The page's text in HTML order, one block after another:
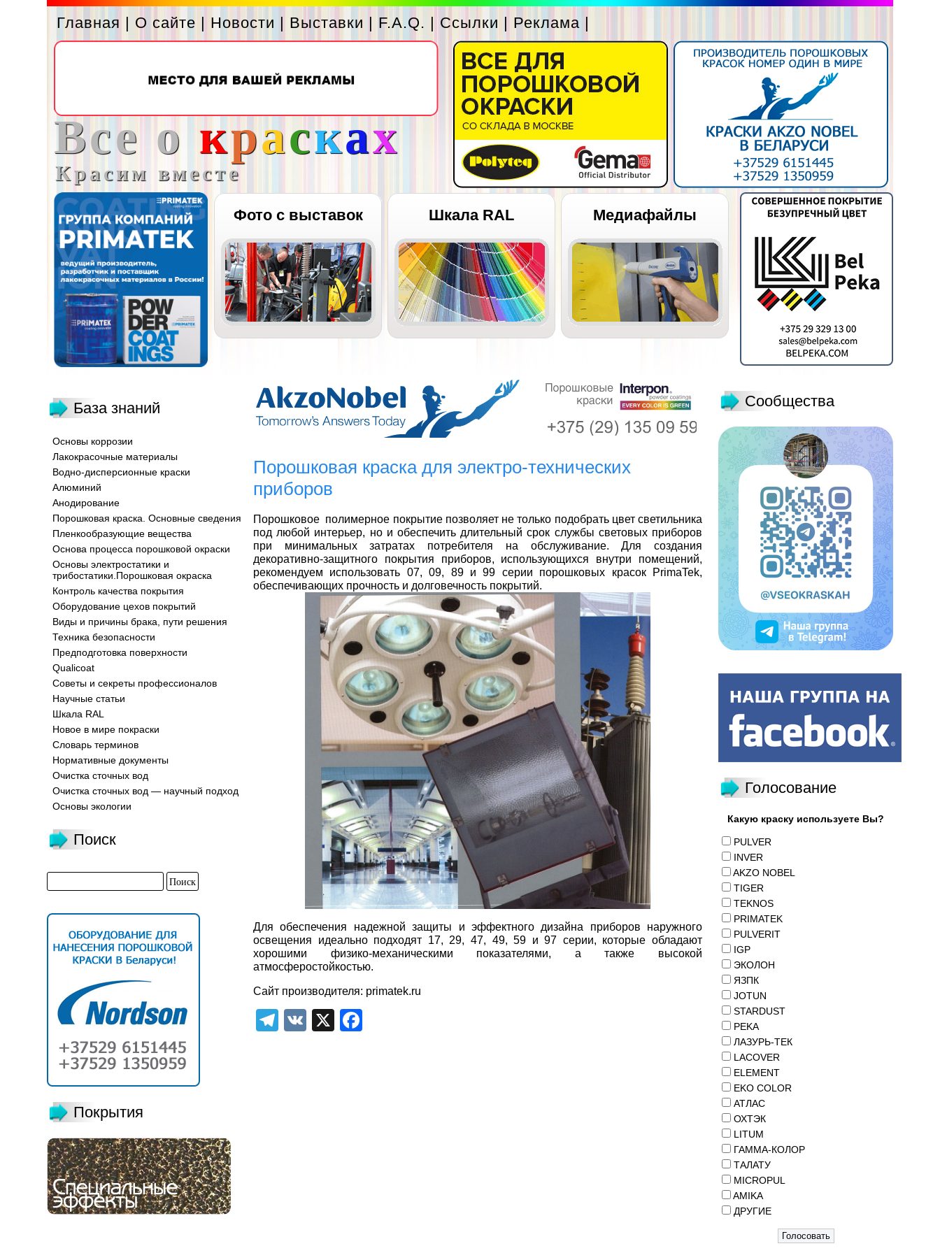
Главная | О сайте | Новости | Выставки | F.A.Q. | Ссылки | Реклама |
Все о красках
Красим вместе
Фото с выставок Шкала RAL Медиафайлы
База знаний
Основы коррозии
Лакокрасочные материалы
Водно-дисперсионные краски
Алюминий
Анодирование
Порошковая краска. Основные сведения
Пленкообразующие вещества
Основа процесса порошковой окраски
Основы электростатики и
трибостатики.Порошковая окраска
Контроль качества покрытия
Оборудование цехов покрытий
Виды и причины брака, пути решения
Техника безопасности
Предподготовка поверхности
Qualicoat
Советы и секреты профессионалов
Научные статьи
Шкала RAL
Новое в мире покраски
Словарь терминов
Нормативные документы
Очистка сточных вод
Очистка сточных вод — научный подход
Основы экологии
Поиск
Покрытия
Порошковая краска для электро-технических
приборов
Порошковое полимерное покрытиепозволяет не только подобрать цвет светильника
под любой интерьер, но и обеспечить длительный срок службы световых приборов
при минимальных затратах потребителя на обслуживание. Для создания
декоративно-защитного покрытия приборов, использующихся внутри помещений,
рекомендуем использовать 07, 09, 89 и 99 серии порошковых красок PrimaTek,
обеспечивающих прочность и долговечность покрытий.
Для обеспечения надежной защиты и эффектного дизайна приборов наружного
освещения идеально подходят 17, 29, 47, 49, 59 и 97 серии, которые обладают
хорошими физико-механическими показателями, а также высокой
атмосферостойкостью.
Сайт производителя: primatek.ru
Telegram
VK X
Сообщества
Голосование
Какую краску используете Вы?
PULVER
INVER
AKZO NOBEL
TIGER
TEKNOS
PRIMATEK
PULVERIT
IGP
ЭКОЛОН
ЯЗПК
JOTUN
STARDUST
PEKA
ЛАЗУРЬ-ТЕК
LACOVER
ELEMENT
EKO COLOR
АТЛАС
ОХТЭК
LITUM
ГАММА-КОЛОР
ТАЛАТУ
MICROPUL
AMIKA
ДРУГИЕ